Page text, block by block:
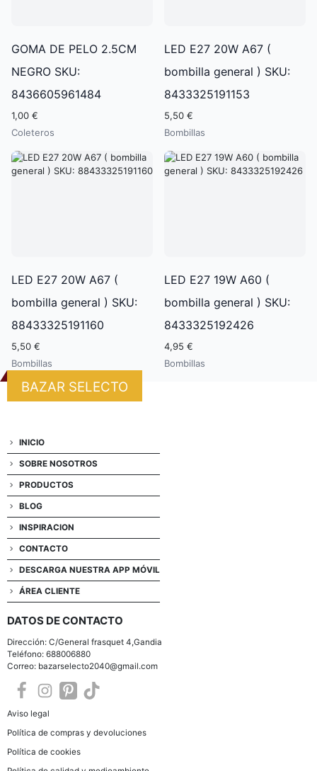
GOMA DE PELO 2.5CM
NEGRO SKU:
8436605961484
1,00 €
Coleteros
LED E27 20W A67 (
bombilla general ) SKU:
8433325191153
5,50 €
Bombillas
LED E27 20W A67 (
bombilla general ) SKU:
88433325191160
5,50 €
Bombillas
LED E27 19W A60 (
bombilla general ) SKU:
8433325192426
4,95 €
Bombillas
BAZAR SELECTO
INICIO
SOBRE NOSOTROS
PRODUCTOS
BLOG
INSPIRACION
CONTACTO
DESCARGA NUESTRA APP MÓVIL
ÁREA CLIENTE
DATOS DE CONTACTO
Dirección: C/General frasquet 4,Gandia
Teléfono: 688006880
Correo: bazarselecto2040@gmail.com
Aviso legal
Política de compras y devoluciones
Política de cookies